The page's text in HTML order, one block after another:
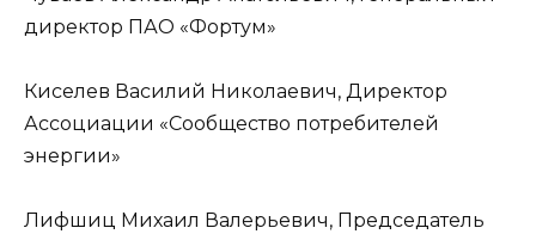
директор ПАО «Фортум»
Киселев Василий Николаевич, Директор
Ассоциации «Сообщество потребителей
энергии»
Лифшиц Михаил Валерьевич, Председатель